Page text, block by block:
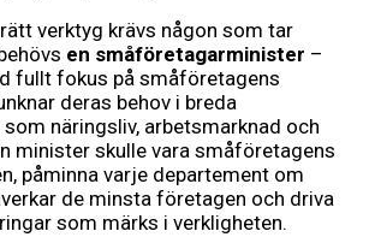
verktyg krävs någon som tar
en småföretagarminister –
fullt fokus på småföretagens
deras behov i breda
näringsliv, arbetsmarknad och
minister skulle vara småföretagens
påminna varje departement om
de minsta företagen och driva
som märks i verkligheten.